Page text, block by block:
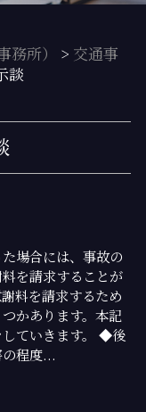
所） > 交通事
談
場合には、事故の
を請求することが
料を請求するため
かあります。本記
ていきます。 ◆後
程度...